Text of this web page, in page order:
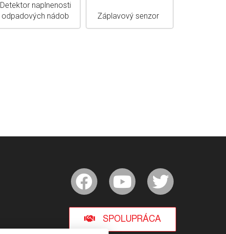
Detektor naplnenosti
odpadových nádob
Záplavový senzor
SPOLUPRÁCA